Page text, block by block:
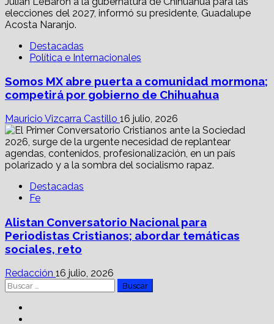
Destacadas
Política e Internacionales
Somos MX abre puerta a comunidad mormona;
competirá por gobierno de Chihuahua
Mauricio Vizcarra Castillo 16 julio, 2026
Destacadas
Fe
Alistan Conversatorio Nacional para
Periodistas Cristianos; abordar temáticas
sociales, reto
Redacción 16 julio, 2026
Buscar: